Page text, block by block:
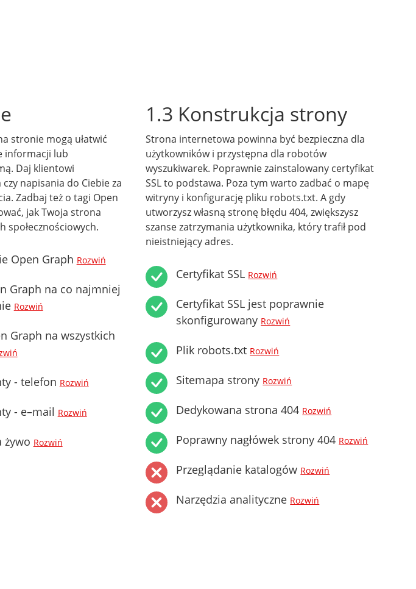
stronie mogą ułatwić
informacji lub
Daj klientowi
napisania do Ciebie za
Zadbaj też o tagi Open
jak Twoja strona
społecznościowych.
Open Graph Rozwiń
Graph na co najmniej
Rozwiń
Graph na wszystkich
- telefon Rozwiń
- e–mail Rozwiń
żywo Rozwiń
1.3 Konstrukcja strony
Strona internetowa powinna być bezpieczna dla
użytkowników i przystępna dla robotów
wyszukiwarek. Poprawnie zainstalowany certyfikat
SSL to podstawa. Poza tym warto zadbać o mapę
witryny i konfigurację pliku robots.txt. A gdy
utworzysz własną stronę błędu 404, zwiększysz
szanse zatrzymania użytkownika, który trafił pod
nieistniejący adres.
Certyfikat SSL Rozwiń
Certyfikat SSL jest poprawnie
skonfigurowany Rozwiń
Plik robots.txt Rozwiń
Sitemapa strony Rozwiń
Dedykowana strona 404 Rozwiń
Poprawny nagłówek strony 404 Rozwiń
Przeglądanie katalogów Rozwiń
Narzędzia analityczne Rozwiń